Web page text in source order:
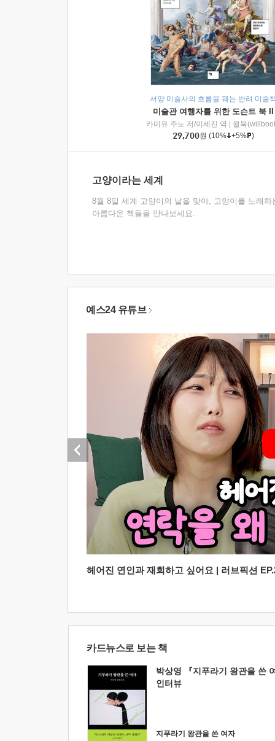
서양 미술사의 흐름을 꿰는 반려 미술
미술관 여행자를 위한 도슨트 북 II
카미유 주노 저/이세진 역
윌북
29,700원 (10% +5% )
고양이라는 세계
8월 8일 세계 고양이의 날을 맞아, 고양이를 노래하
아름다운 책들을 만나보세요.
예스24 유튜브
헤어진 연인과 재회하고 싶어요 | 러브픽션
카드뉴스로 보는 책
박상영 『지푸라기 왕관을 쓴
인터뷰
지푸라기 왕관을 쓴 여자